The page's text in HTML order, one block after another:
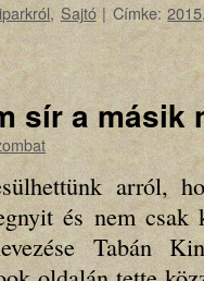
, Sajtó | Címke: 2015
sír a
arról,
és nem csak
Tabán